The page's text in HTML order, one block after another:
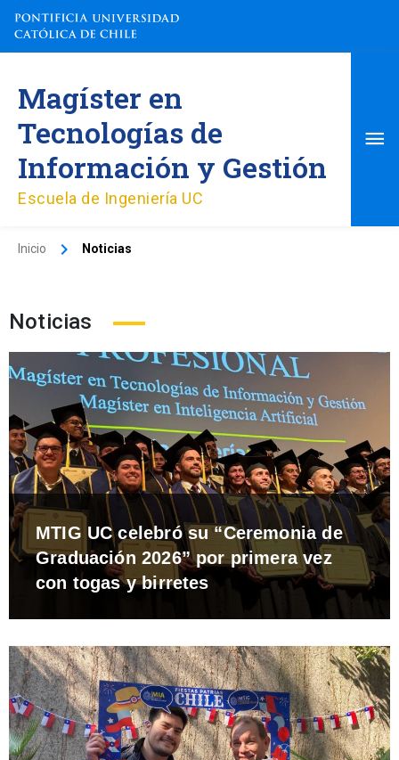
contenido
Magíster en
Tecnologías de
Información y Gestión
Escuela de Ingeniería UC
Inicio Noticias
Noticias
MTIG UC celebró su “Ceremonia de
Graduación 2026” por primera vez
con togas y birretes